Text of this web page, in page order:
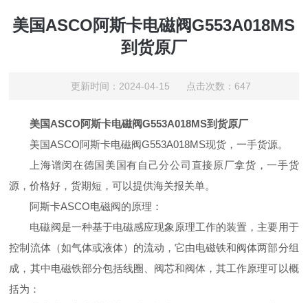
美国ASCO阿斯卡电磁阀G553A018MS
到货原厂
更新时间：2024-04-15 点击次数：647
美国ASCO阿斯卡电磁阀G553A018MS到货原厂
美国ASCO阿斯卡电磁阀G553A018MS现货，一手货源。
上海谱闵在德国美国有自己分公司直接原厂拿货，一手货
源，价格好，货期短，可以提供海关报关单。
阿斯卡ASCO电磁阀的原理：
电磁阀是一种基于电磁感应现象原理工作的装置，主要用于
控制流体（如气体或液体）的流动，它由电磁铁和阀体两部分组
成，其中电磁铁部分包括线圈、阀芯和阀体，其工作原理可以概
括为：